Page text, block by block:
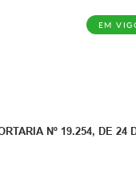
EM
Nº 19.254, DE 24